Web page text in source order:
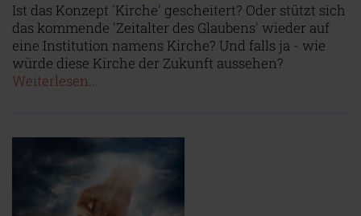
Ist das Konzept 'Kirche' gescheitert? Oder stützt sich
das kommende 'Zeitalter des Glaubens' wieder auf
eine Institution namens Kirche? Und falls ja - wie
würde diese Kirche der Zukunft aussehen?
Weiterlesen...